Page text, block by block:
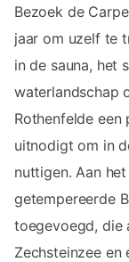
Bezoek de
jaar om uzelf te
in de sauna, het
waterlandschap
Rothenfelde
uitnodigt om in
nuttigen. Aan
getempereerde
toegevoegd, die
Zechsteinzee